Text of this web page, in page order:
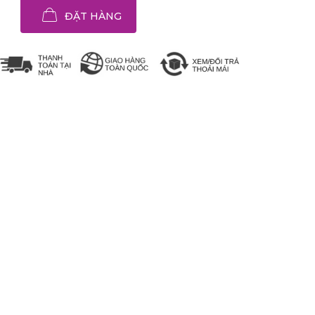
ĐẶT HÀNG